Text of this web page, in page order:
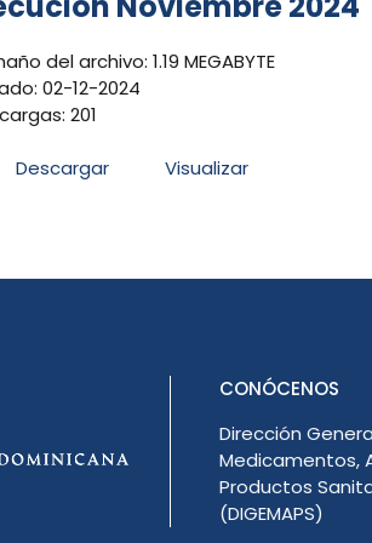
del archivo: 1.19 MEGABYTE
02-12-2024
201
Descargar Visualizar
CONÓCENOS
Dirección
Medicamentos,
Productos
(DIGEMAPS)